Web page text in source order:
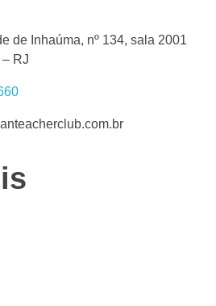
de Inhaúma, nº 134, sala 2001
RJ